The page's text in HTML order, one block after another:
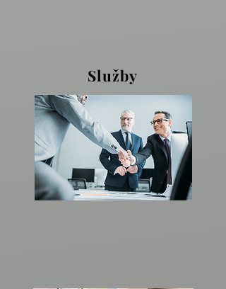
Služby